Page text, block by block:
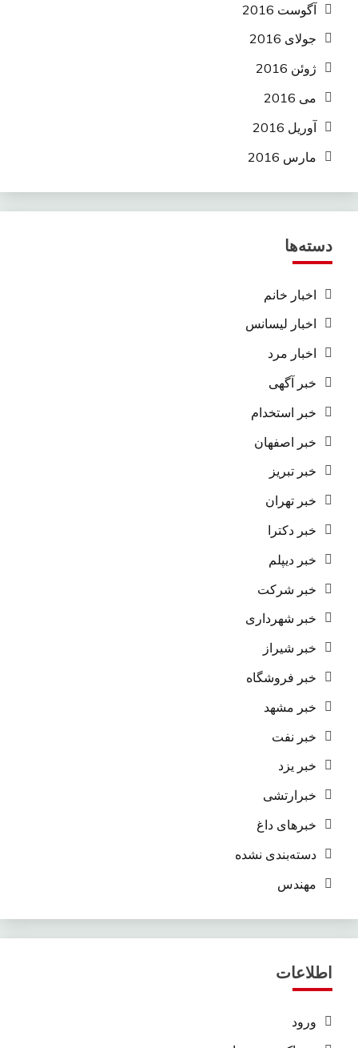
آگوست 2016
جولای 2016
ژوئن 2016
می 2016
آوریل 2016
مارس 2016
دسته‌ها
اخبار خانم
اخبار لیسانس
اخبار مرد
خبر آگهی
خبر استخدام
خبر اصفهان
خبر تبریز
خبر تهران
خبر دکترا
خبر دیپلم
خبر شرکت
خبر شهرداری
خبر شیراز
خبر فروشگاه
خبر مشهد
خبر نفت
خبر یزد
خبرارتشی
خبرهای داغ
دسته‌بندی نشده
مهندس
اطلاعات
ورود